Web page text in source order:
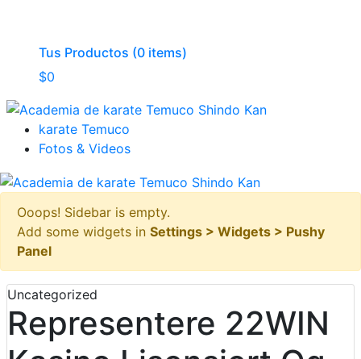
Tus Productos (0 items)
$0
karate Temuco
Fotos & Videos
Ooops! Sidebar is empty.
Add some widgets in Settings > Widgets > Pushy
Panel
Uncategorized
Representere 22WIN